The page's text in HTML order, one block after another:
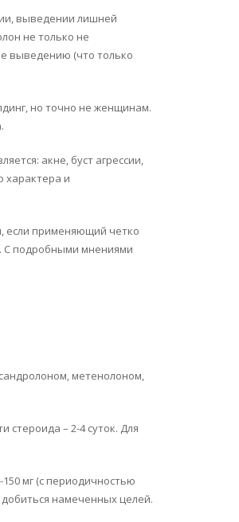
выведении лишней
не только не
выведению (что только
но точно не женщинам.
акне, буст агрессии,
характера и
если применяющий четко
С подробными мнениями
метенолоном,
стероида – 2-4 суток. Для
мг (с периодичностью
намеченных целей.